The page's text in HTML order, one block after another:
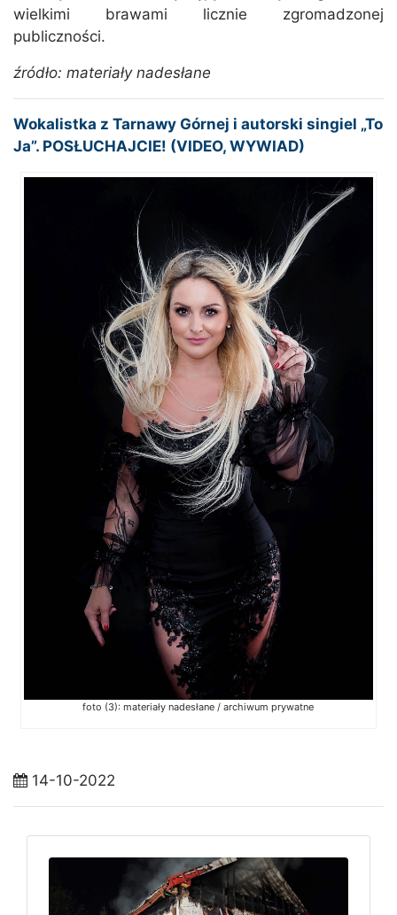
wielkimi brawami licznie zgromadzonej
publiczności.
źródło: materiały nadesłane
Wokalistka z Tarnawy Górnej i autorski singiel „To
Ja”. POSŁUCHAJCIE! (VIDEO, WYWIAD)
foto (3): materiały nadesłane / archiwum prywatne
14-10-2022